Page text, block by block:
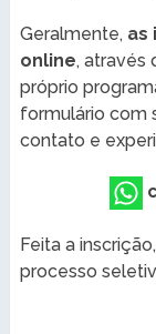
Geralmente, as
online, através
próprio
formulário com
contato e
Feita a
processo